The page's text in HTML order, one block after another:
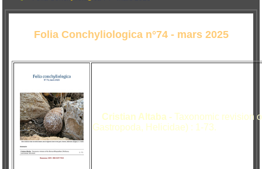
Folia Conchyliologica n°74 - mars 2025
Cristian Altaba - Taxonomic revision
Gastropoda, Helicidae) : 1-73.